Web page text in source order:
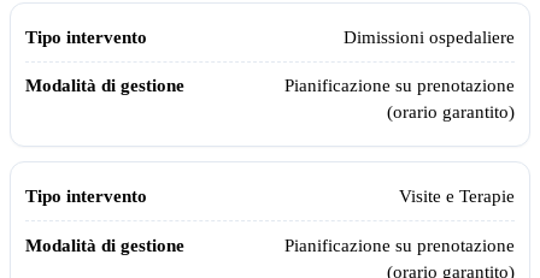
Modalità di gestione e pianificazione dell'ambulanza privata
Tipo intervento
Dimissioni ospedaliere
Pianificazione su prenotazione
(orario garantito)
Visite e Terapie
Pianificazione su prenotazione
(orario garantito)